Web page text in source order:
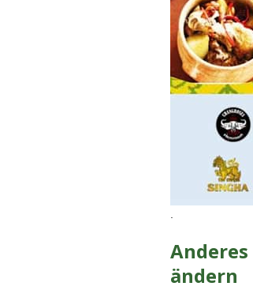
ändern